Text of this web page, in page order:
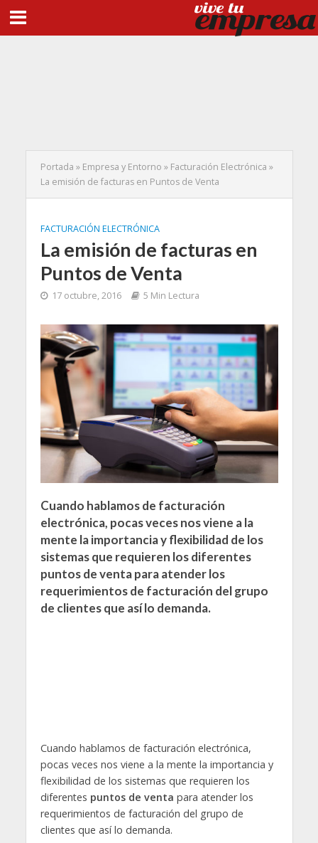
Portada » Empresa y Entorno » Facturación Electrónica »
La emisión de facturas en Puntos de Venta
FACTURACIÓN ELECTRÓNICA
La emisión de facturas en
Puntos de Venta
17 octubre, 2016 5 Min Lectura
Cuando hablamos de facturación
electrónica, pocas veces nos viene a la
mente la importancia y flexibilidad de los
sistemas que requieren los diferentes
puntos de venta para atender los
requerimientos de facturación del grupo
de clientes que así lo demanda.
Cuando hablamos de facturación electrónica,
pocas veces nos viene a la mente la importancia y
flexibilidad de los sistemas que requieren los
diferentes puntos de venta para atender los
requerimientos de facturación del grupo de
clientes que así lo demanda.